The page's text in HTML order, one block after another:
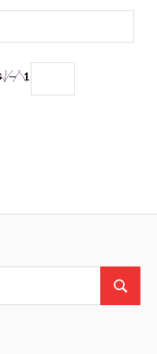
Search